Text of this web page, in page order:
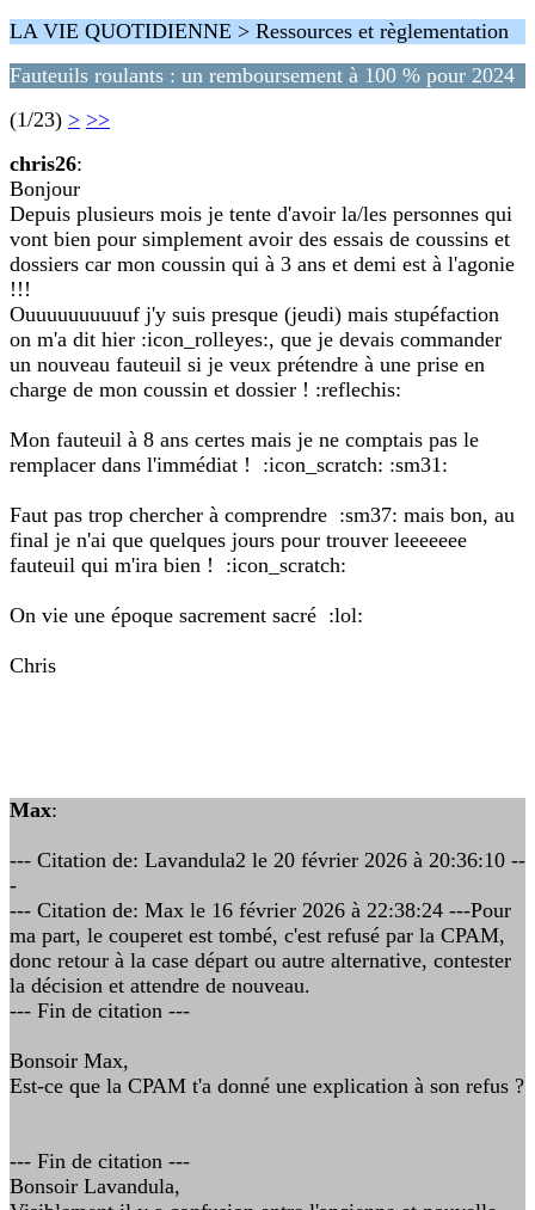
LA VIE QUOTIDIENNE > Ressources et règlementation
Fauteuils roulants : un remboursement à 100 % pour 2024
(1/23) > >>
chris26:
Bonjour
Depuis plusieurs mois je tente d'avoir la/les personnes qui
vont bien pour simplement avoir des essais de coussins et
dossiers car mon coussin qui à 3 ans et demi est à l'agonie
!!!
Ouuuuuuuuuuf j'y suis presque (jeudi) mais stupéfaction
on m'a dit hier :icon_rolleyes:, que je devais commander
un nouveau fauteuil si je veux prétendre à une prise en
charge de mon coussin et dossier ! :reflechis:
Mon fauteuil à 8 ans certes mais je ne comptais pas le
remplacer dans l'immédiat ! :icon_scratch: :sm31:
Faut pas trop chercher à comprendre :sm37: mais bon, au
final je n'ai que quelques jours pour trouver leeeeeee
fauteuil qui m'ira bien ! :icon_scratch:
On vie une époque sacrement sacré :lol:
Chris
Max:
--- Citation de: Lavandula2 le 20 février 2026 à 20:36:10 --
-
--- Citation de: Max le 16 février 2026 à 22:38:24 ---Pour
ma part, le couperet est tombé, c'est refusé par la CPAM,
donc retour à la case départ ou autre alternative, contester
la décision et attendre de nouveau.
--- Fin de citation ---
Bonsoir Max,
Est-ce que la CPAM t'a donné une explication à son refus ?
--- Fin de citation ---
Bonsoir Lavandula,